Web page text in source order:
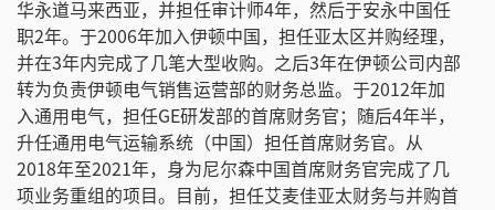
华永道马来西亚，并担任审计师4年，然后于安永中国任
职2年。于2006年加入伊顿中国，担任亚太区并购经理，
并在3年内完成了几笔大型收购。之后3年在伊顿公司内部
转为负责伊顿电气销售运营部的财务总监。于2012年加
入通用电气，担任GE研发部的首席财务官；随后4年半，
升任通用电气运输系统（中国）担任首席财务官。从
2018年至2021年，身为尼尔森中国首席财务官完成了几
项业务重组的项目。目前，担任艾麦佳亚太财务与并购首